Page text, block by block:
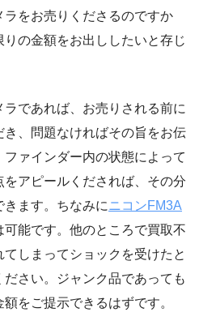
をお売りくださるのですか
の金額をお出ししたいと存じ
であれば、お売りされる前に
、問題なければその旨をお伝
ァインダー内の状態によって
アピールくだされば、その分
ます。ちなみにニコンFM3A
可能です。他のところで買取不
しまってショックを受けたと
さい。ジャンク品であっても
をご提示できるはずです。